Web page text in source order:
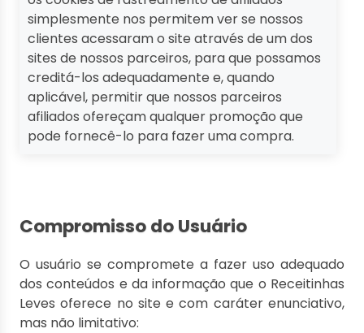
simplesmente nos permitem ver se nossos
clientes acessaram o site através de um dos
sites de nossos parceiros, para que possamos
creditá-los adequadamente e, quando
aplicável, permitir que nossos parceiros
afiliados ofereçam qualquer promoção que
pode fornecê-lo para fazer uma compra.
Compromisso do Usuário
O usuário se compromete a fazer uso adequado
dos conteúdos e da informação que o Receitinhas
Leves oferece no site e com caráter enunciativo,
mas não limitativo: